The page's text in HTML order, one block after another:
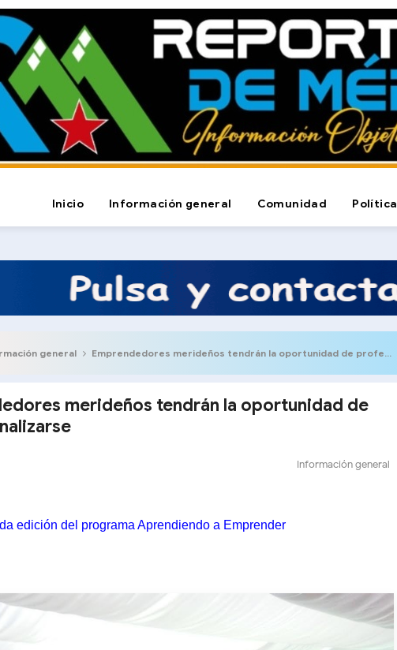
Inicio Información general Comunidad Política
general Emprendedores merideños tendrán la oportunidad de profesionalizarse
merideños tendrán la oportunidad de
Información general
edición del programa Aprendiendo a Emprender